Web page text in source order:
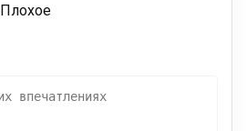
Плохое